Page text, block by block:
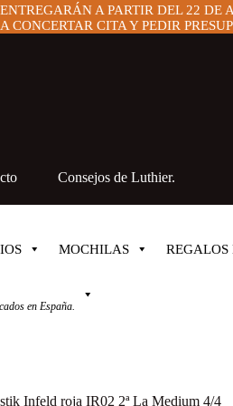
A PARTIR DEL 22 DE
CITA Y PEDIR
Consejos de Luthier.
MOCHILAS REGALOS
en España.
Infeld roja IR02 2ª La Medium 4/4